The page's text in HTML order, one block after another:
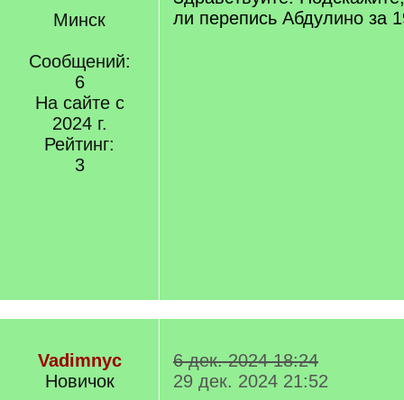
Минск
Сообщений:
6
На сайте с
2024 г.
Рейтинг:
3
ли перепись Абдулино за
Vadimnyc
Новичок
6 дек. 2024 18:24
29 дек. 2024 21:52